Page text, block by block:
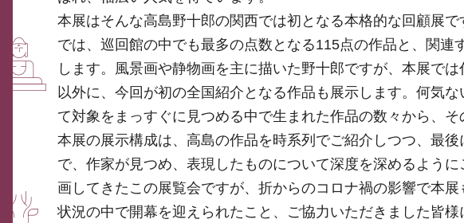
本展はそんな高島野十郎の関西では初となる本格的な回顧展
では、巡回館の中でも最多の点数となる115点の作品と、関
します。風景画や静物画を主に描いた野十郎ですが、本展で
以外に、今回が初の全国紹介となる作品も展示します。何気
て対象をまっすぐに見つめる中で生まれた作品の数々から、
本展の展示構成は、高島の作品を時系列でご紹介しつつ、最
で、作家が見つめ、表現したものについて深度を深めるよう
画してきたこの展覧会ですが、折からのコロナ禍の影響で本
状況の中で開幕を迎えられたこと、ご協力いただきました皆様